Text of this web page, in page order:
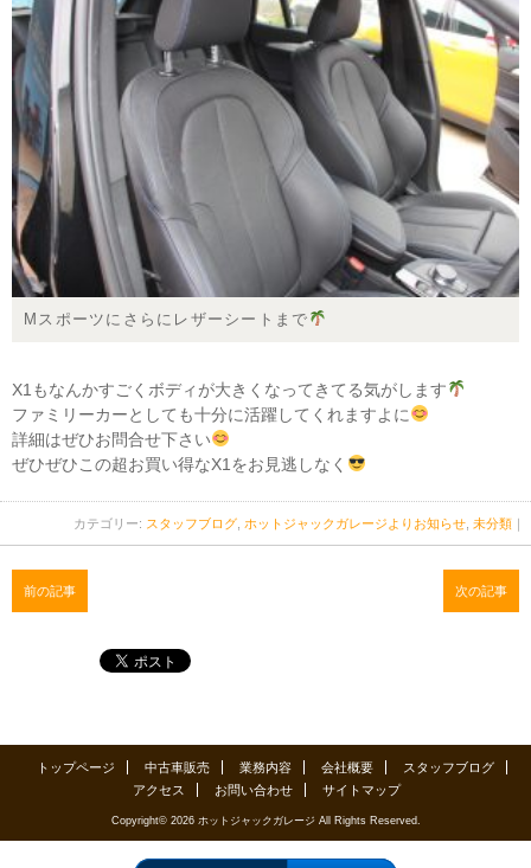
Mスポーツにさらにレザーシートまで
X1もなんかすごくボディが大きくなってきてる気がします
ファミリーカーとしても十分に活躍してくれますよに
詳細はぜひお問合せ下さい
ぜひぜひこの超お買い得なX1をお見逃しなく
カテゴリー: スタッフブログ ホットジャックガレージよりお知らせ 未分類 ｜
前の記事 次の記事
トップページ 中古車販売 業務内容 会社概要
スタッフブログ
アクセス
お問い合わせ サイトマップ
Copyright© 2026 ホットジャックガレージ All Rights Reserved.